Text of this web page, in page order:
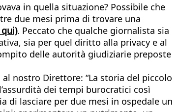
in quella situazione? Possibile che
due mesi prima di trovare una
. Peccato che qualche giornalista sia
sia per quel diritto alla privacy e al
delle autorità giudiziarie preposte
nostro Direttore: “La storia del piccolo
dei tempi burocratici così
di lasciare per due mesi in ospedale un